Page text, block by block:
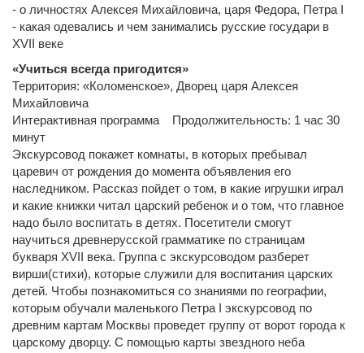
- о личностях Алексея Михайловича, царя Федора, Петра I
- какая одевались и чем занимались русские государи в
XVII веке
«Учиться всегда пригодится»
Территория: «Коломенское», Дворец царя Алексея
Михайловича
Интерактивная программа Продолжительность: 1 час 30
минут
Экскурсовод покажет комнаты, в которых пребывал
царевич от рождения до момента объявления его
наследником. Рассказ пойдет о том, в какие игрушки играл
и какие книжки читал царский ребенок и о том, что главное
надо было воспитать в детях. Посетители смогут
научиться древнерусской грамматике по страницам
букваря XVII века. Группа с экскурсоводом разберет
вирши(стихи), которые служили для воспитания царских
детей. Чтобы познакомиться со знаниями по географии,
которым обучали маленького Петра I экскурсовод по
древним картам Москвы проведет группу от ворот города к
царскому дворцу. С помощью карты звездного неба